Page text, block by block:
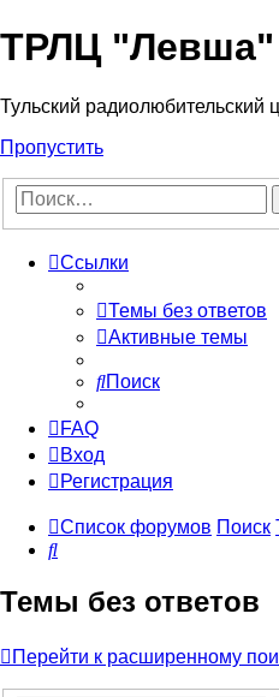
ТРЛЦ "Левша"
Тульский радиолюбительский
Пропустить
Ссылки
Темы без ответов
Активные темы
Поиск
FAQ
Вход
Регистрация
Список форумов Поиск
Поиск
Темы без ответов
Перейти к расширенному